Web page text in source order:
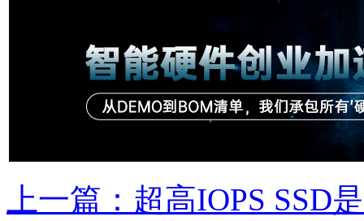
上一篇：超高IOPS SSD